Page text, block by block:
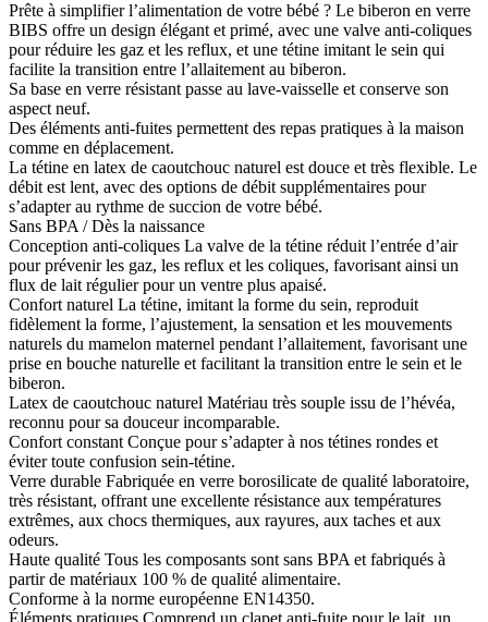
Prête à simplifier l’alimentation de votre bébé ? Le biberon en verre
BIBS offre un design élégant et primé, avec une valve anti-coliques
pour réduire les gaz et les reflux, et une tétine imitant le sein qui
facilite la transition entre l’allaitement au biberon.
Sa base en verre résistant passe au lave-vaisselle et conserve son
aspect neuf.
Des éléments anti-fuites permettent des repas pratiques à la maison
comme en déplacement.
La tétine en latex de caoutchouc naturel est douce et très flexible. Le
débit est lent, avec des options de débit supplémentaires pour
s’adapter au rythme de succion de votre bébé.
Sans BPA / Dès la naissance
Conception anti-coliques La valve de la tétine réduit l’entrée d’air
pour prévenir les gaz, les reflux et les coliques, favorisant ainsi un
flux de lait régulier pour un ventre plus apaisé.
Confort naturel La tétine, imitant la forme du sein, reproduit
fidèlement la forme, l’ajustement, la sensation et les mouvements
naturels du mamelon maternel pendant l’allaitement, favorisant une
prise en bouche naturelle et facilitant la transition entre le sein et le
biberon.
Latex de caoutchouc naturel Matériau très souple issu de l’hévéa,
reconnu pour sa douceur incomparable.
Confort constant Conçue pour s’adapter à nos tétines rondes et
éviter toute confusion sein-tétine.
Verre durable Fabriquée en verre borosilicate de qualité laboratoire,
très résistant, offrant une excellente résistance aux températures
extrêmes, aux chocs thermiques, aux rayures, aux taches et aux
odeurs.
Haute qualité Tous les composants sont sans BPA et fabriqués à
partir de matériaux 100 % de qualité alimentaire.
Conforme à la norme européenne EN14350.